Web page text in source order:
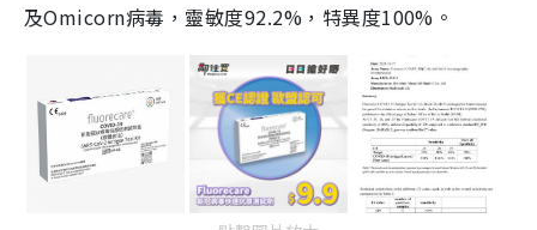
及Omicorn病毒，靈敏度92.2%，特異度100%。